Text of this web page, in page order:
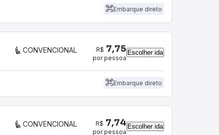
Embarque direto
CONVENCIONAL R$ 7,75
por pessoa
Escolher ida
Embarque direto
CONVENCIONAL R$ 7,74
por pessoa
Escolher ida